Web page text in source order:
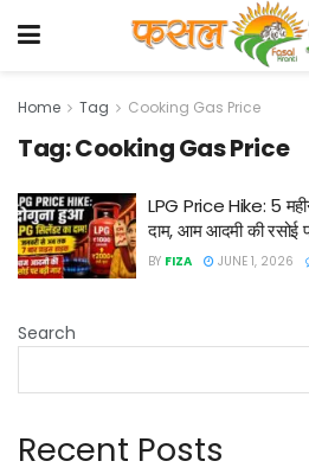
Home Tag Cooking Gas Price
Tag:Cooking Gas Price
LPG Price Hike: 5
दाम, आम आदमी की रसोई
BY FIZA JUNE 1, 2026
Search
Recent Posts